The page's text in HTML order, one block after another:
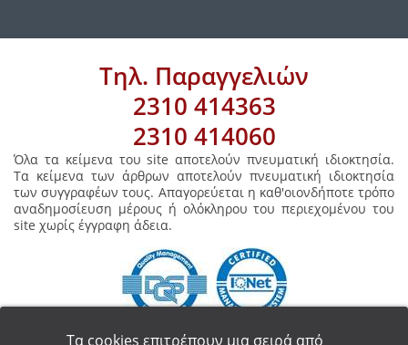
Τα cookies επιτρέπουν μια σειρά από
Τηλ. Παραγγελιών
2310 414363
2310 414060
Όλα τα κείμενα του site αποτελούν πνευματική ιδιοκτησία.
Τα κείμενα των άρθρων αποτελούν πνευματική ιδιοκτησία
των συγγραφέων τους. Απαγορεύεται η καθ'οιονδήποτε τρόπο
αναδημοσίευση μέρους ή ολόκληρου του περιεχομένου του
site χωρίς έγγραφη άδεια.